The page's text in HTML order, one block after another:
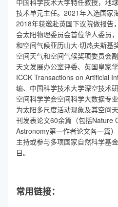
技术单元主任。2021年入选国家
2018年获邀赴英国下议院做报告
会太阳物理委员会首位华人委员
和空间气候亚历山大·切热夫斯
空间天气和空间气候奖项委员会
天文发展办公室评委、英国皇家
ICCK Transactions on Artificial
编、中国科学技术大学深空技术
空间科学学会空间科学大数据专
为太阳多尺度活动现象及其空间
刊发表论文60余篇（包括Nature
Astronomy第一作者论文各一篇
主持或参与多项国家自然科学基
目。
常用链接：